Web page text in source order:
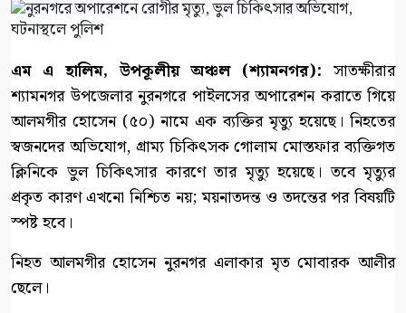
এম এ হালিম, উপকূলীয় অঞ্চল (শ্যামনগর): সাতক্ষীরার
শ্যামনগর উপজেলার নুরনগরে পাইলসের অপারেশন করাতে গিয়ে
আলমগীর হোসেন (৫০) নামে এক ব্যক্তির মৃত্যু হয়েছে। নিহতের
স্বজনদের অভিযোগ, গ্রাম্য চিকিৎসক গোলাম মোস্তফার ব্যক্তিগত
ক্লিনিকে ভুল চিকিৎসার কারণে তার মৃত্যু হয়েছে। তবে মৃত্যুর
প্রকৃত কারণ এখনো নিশ্চিত নয়; ময়নাতদন্ত ও তদন্তের পর বিষয়টি
স্পষ্ট হবে।
নিহত আলমগীর হোসেন নুরনগর এলাকার মৃত মোবারক আলীর
ছেলে।